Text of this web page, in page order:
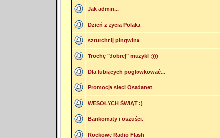
Jak admin...
Dzień z życia Polaka
szturchnij pingwina
Trochę "dobrej" muzyki :)))
Dla lubiących pogłówkować...
Promocja sieci Osadanet
WESOŁYCH ŚWIĄT :)
Bankomaty i oszuści.
Rockowe Radio Flash